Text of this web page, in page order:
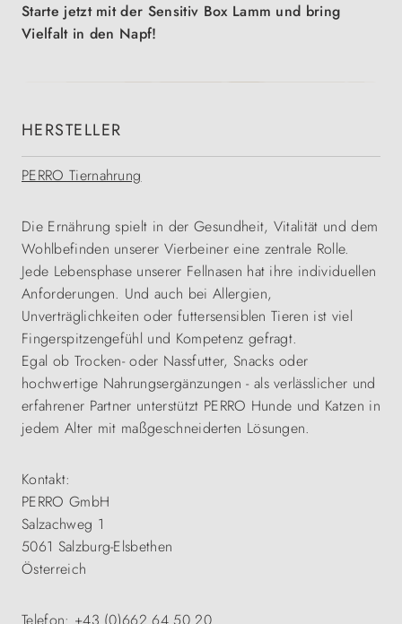
Starte jetzt mit der Sensitiv Box Lamm und bring
Vielfalt in den Napf!
HERSTELLER
PERRO Tiernahrung
Die Ernährung spielt in der Gesundheit, Vitalität und dem
Wohlbefinden unserer Vierbeiner eine zentrale Rolle.
Jede Lebensphase unserer Fellnasen hat ihre individuellen
Anforderungen. Und auch bei Allergien,
Unverträglichkeiten oder futtersensiblen Tieren ist viel
Fingerspitzengefühl und Kompetenz gefragt.
Egal ob Trocken- oder Nassfutter, Snacks oder
hochwertige Nahrungsergänzungen - als verlässlicher und
erfahrener Partner unterstützt PERRO Hunde und Katzen in
jedem Alter mit maßgeschneiderten Lösungen.
Kontakt:
PERRO GmbH
Salzachweg 1
5061 Salzburg-Elsbethen
Österreich